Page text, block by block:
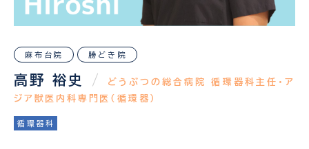
麻布台院 勝どき院
高野 裕史 /
どうぶつの総合病院 循環器科主任・ア
ジア獣医内科専門医（循環器）
循環器科